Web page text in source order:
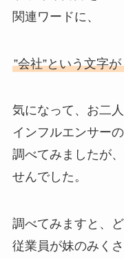
関連ワードに、
”会社”という文字
気になって、お二
インフルエンサー
調べてみましたが
せんでした。
調べてみますと、
従業員が妹のみく